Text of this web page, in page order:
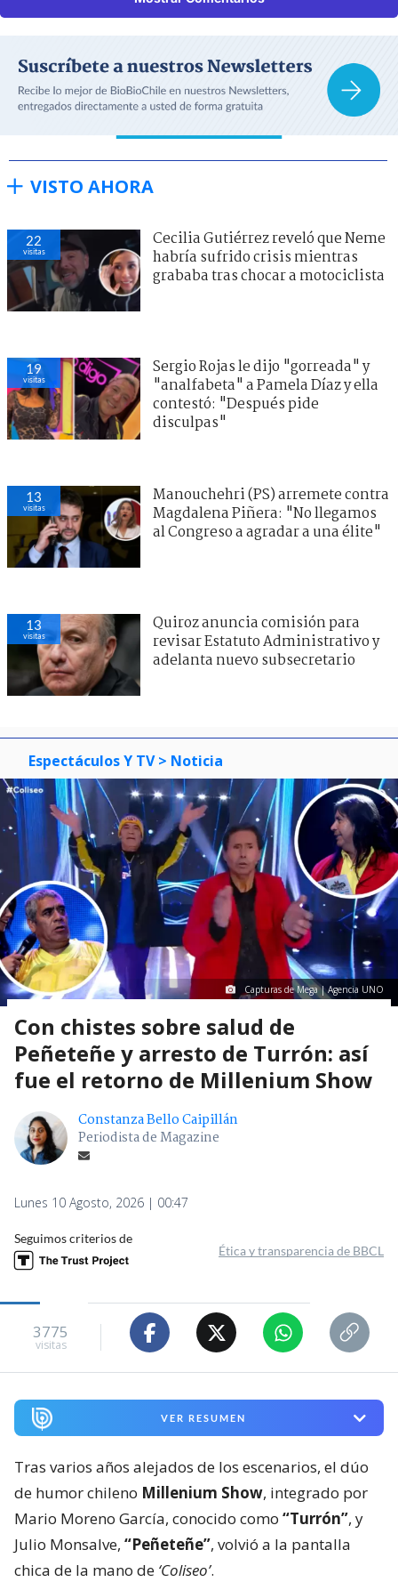
VISTO AHORA
22
visitas
Cecilia Gutiérrez reveló que Neme
habría sufrido crisis mientras
grababa tras chocar a motociclista
19
visitas
Sergio Rojas le dijo "gorreada" y
"analfabeta" a Pamela Díaz y ella
contestó: "Después pide
disculpas"
13
visitas
Manouchehri (PS) arremete contra
Magdalena Piñera: "No llegamos
al Congreso a agradar a una élite"
13
visitas
Quiroz anuncia comisión para
revisar Estatuto Administrativo y
adelanta nuevo subsecretario
Espectáculos Y TV > Noticia
Capturas de Mega | Agencia UNO
Con chistes sobre salud de
Peñeteñe y arresto de Turrón: así
fue el retorno de Millenium Show
Constanza Bello Caipillán
Periodista de Magazine
Lunes 10 Agosto, 2026 | 00:47
Seguimos criterios de
Ética y transparencia de BBCL
3775
visitas
VER RESUMEN
Tras varios años alejados de los escenarios, el dúo
de humor chileno Millenium Show, integrado por
Mario Moreno García, conocido como “Turrón”, y
Julio Monsalve, “Peñeteñe”, volvió a la pantalla
chica de la mano de ‘Coliseo’.